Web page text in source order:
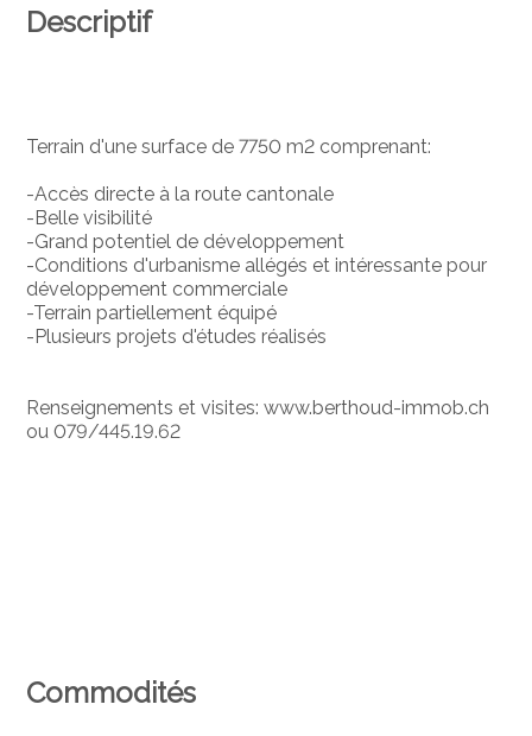
Descriptif
Terrain d'une surface de 7750 m2 comprenant:
-Accès directe à la route cantonale
-Belle visibilité
-Grand potentiel de développement
-Conditions d'urbanisme allégés et intéressante pour
développement commerciale
-Terrain partiellement équipé
-Plusieurs projets d'études réalisés
Renseignements et visites: www.berthoud-immob.ch
ou 079/445.19.62
Commodités